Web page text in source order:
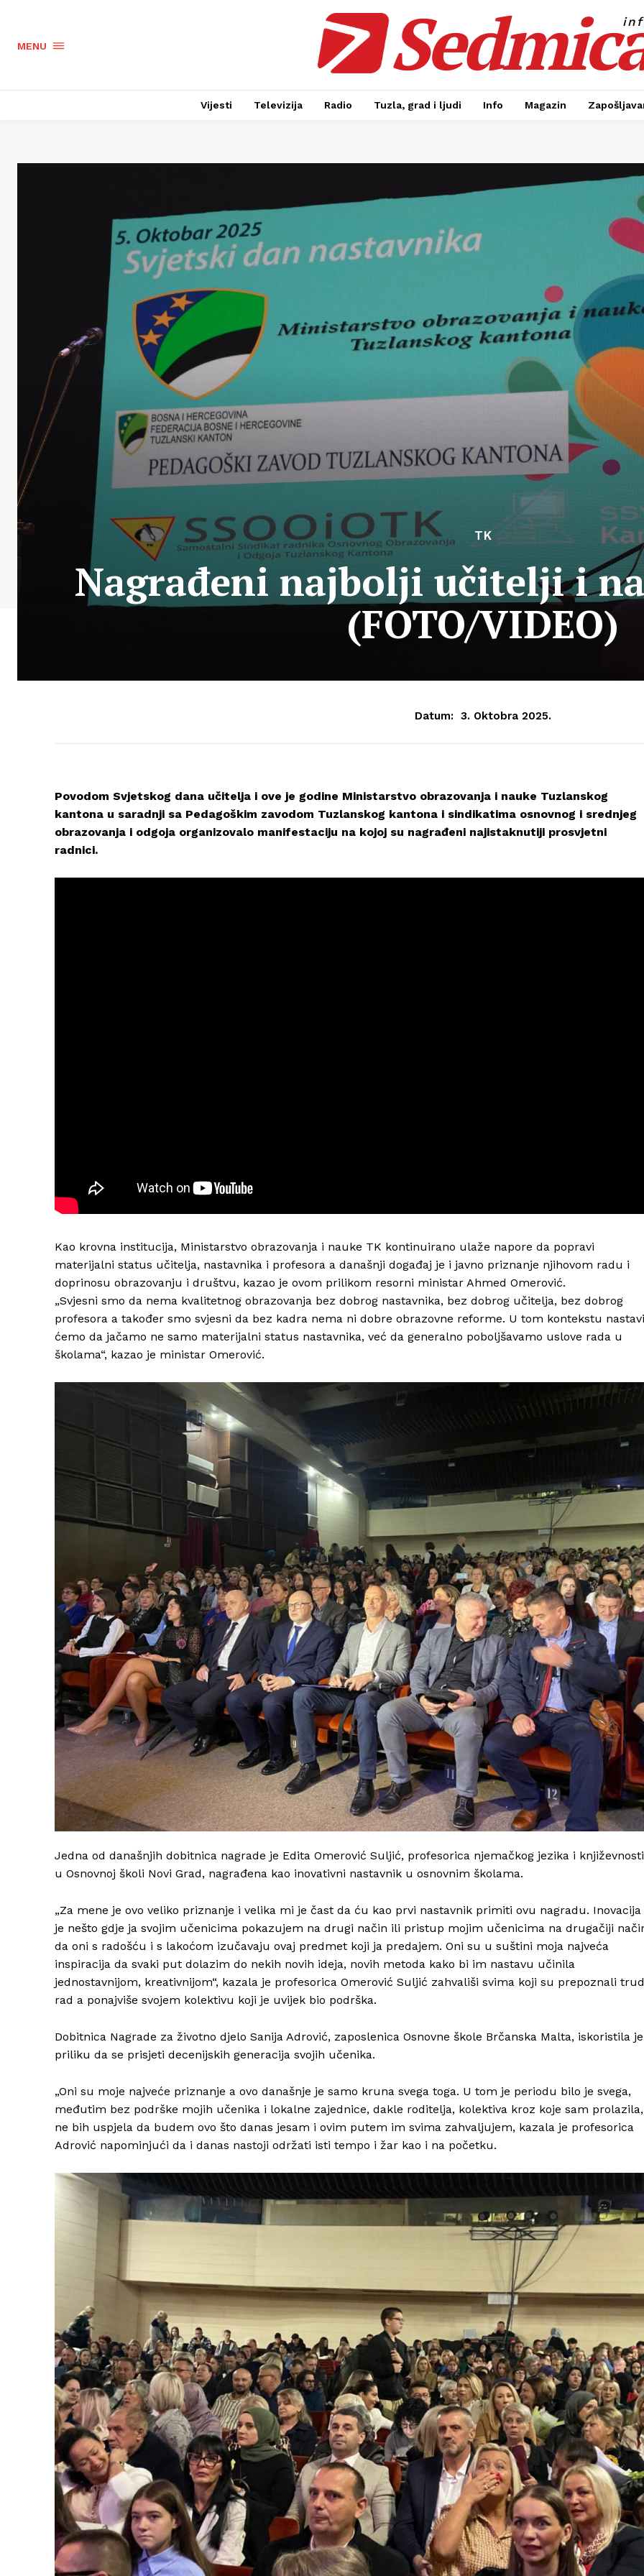
Info
O nama
Kontakt
Impressum
MENU
Vijesti Televizija Radio Tuzla, grad i ljudi Info Magazin
TK
Nagrađeni najbolji učitelji i
(FOTO/VIDEO)
Datum: 3. Oktobra 2025.
Povodom Svjetskog dana učitelja i ove je godine Ministarstvo obrazovanja i nauke Tuzlanskog
kantona u saradnji sa Pedagoškim zavodom Tuzlanskog kantona i sindikatima osnovnog i srednjeg
obrazovanja i odgoja organizovalo manifestaciju na kojoj su nagrađeni najistaknutiji prosvjetni
radnici.
Kao krovna institucija, Ministarstvo obrazovanja i nauke TK kontinuirano ulaže napore da popravi
materijalni status učitelja, nastavnika i profesora a današnji događaj je i javno priznanje njihovom radu i
doprinosu obrazovanju i društvu, kazao je ovom prilikom resorni ministar Ahmed Omerović.
„Svjesni smo da nema kvalitetnog obrazovanja bez dobrog nastavnika, bez dobrog učitelja, bez dobrog
profesora a također smo svjesni da bez kadra nema ni dobre obrazovne reforme. U tom kontekstu
ćemo da jačamo ne samo materijalni status nastavnika, već da generalno poboljšavamo uslove rada u
školama“, kazao je ministar Omerović.
Jedna od današnjih dobitnica nagrade je Edita Omerović Suljić, profesorica njemačkog jezika i književnosti
u Osnovnoj školi Novi Grad, nagrađena kao inovativni nastavnik u osnovnim školama.
„Za mene je ovo veliko priznanje i velika mi je čast da ću kao prvi nastavnik primiti ovu nagradu. Inovacija
je nešto gdje ja svojim učenicima pokazujem na drugi način ili pristup mojim učenicima na drugačiji
da oni s radošću i s lakoćom izučavaju ovaj predmet koji ja predajem. Oni su u suštini moja najveća
inspiracija da svaki put dolazim do nekih novih ideja, novih metoda kako bi im nastavu učinila
jednostavnijom, kreativnijom“, kazala je profesorica Omerović Suljić zahvališi svima koji su prepoznali
rad a ponajviše svojem kolektivu koji je uvijek bio podrška.
Dobitnica Nagrade za životno djelo Sanija Adrović, zaposlenica Osnovne škole Brčanska Malta, iskoristila je
priliku da se prisjeti decenijskih generacija svojih učenika.
„Oni su moje najveće priznanje a ovo današnje je samo kruna svega toga. U tom je periodu bilo je svega,
međutim bez podrške mojih učenika i lokalne zajednice, dakle roditelja, kolektiva kroz koje sam prolazila,
ne bih uspjela da budem ovo što danas jesam i ovim putem im svima zahvaljujem, kazala je profesorica
Adrović napominjući da i danas nastoji održati isti tempo i žar kao i na početku.